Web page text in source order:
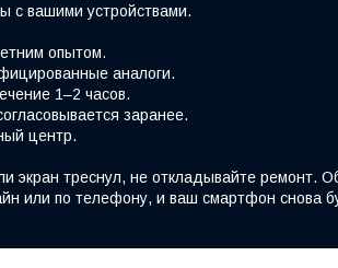
с вашими устройствами.
опытом.
аналоги.
1–2 часов.
заранее.
центр.
экран треснул, не откладывайте
или по телефону, и ваш смартфон снова